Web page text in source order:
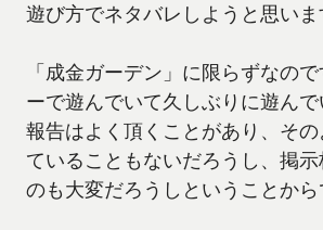
遊び方でネタバレしようと思いま
「成金ガーデン」に限らずなの
ーで遊んでいて久しぶりに遊ん
報告はよく頂くことがあり、その
ていることもないだろうし、掲
のも大変だろうしということから